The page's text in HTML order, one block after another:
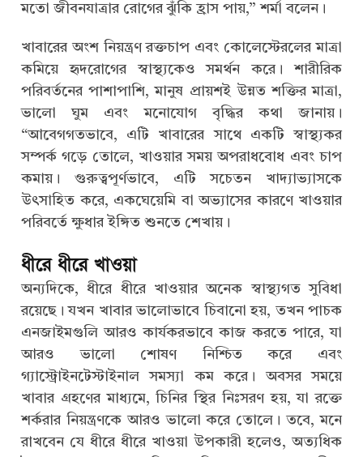
মতো জীবনযাত্রার রোগের ঝুঁকি হ্রাস পায়,” শর্মা বলেন।
খাবারের অংশ নিয়ন্ত্রণ রক্তচাপ এবং কোলেস্টেরলের মাত্রা
কমিয়ে হৃদরোগের স্বাস্থ্যকেও সমর্থন করে। শারীরিক
পরিবর্তনের পাশাপাশি, মানুষ প্রায়শই উন্নত শক্তির মাত্রা,
ভালো ঘুম এবং মনোযোগ বৃদ্ধির কথা জানায়।
“আবেগগতভাবে, এটি খাবারের সাথে একটি স্বাস্থ্যকর
সম্পর্ক গড়ে তোলে, খাওয়ার সময় অপরাধবোধ এবং চাপ
কমায়। গুরুত্বপূর্ণভাবে, এটি সচেতন খাদ্যাভ্যাসকে
উৎসাহিত করে, একঘেয়েমি বা অভ্যাসের কারণে খাওয়ার
পরিবর্তে ক্ষুধার ইঙ্গিত শুনতে শেখায়।
ধীরে ধীরে খাওয়া
অন্যদিকে, ধীরে ধীরে খাওয়ার অনেক স্বাস্থ্যগত সুবিধা
রয়েছে। যখন খাবার ভালোভাবে চিবানো হয়, তখন পাচক
এনজাইমগুলি আরও কার্যকরভাবে কাজ করতে পারে, যা
আরও ভালো শোষণ নিশ্চিত করে এবং
গ্যাস্ট্রোইনটেস্টাইনাল সমস্যা কম করে। অবসর সময়ে
খাবার গ্রহণের মাধ্যমে, চিনির স্থির নিঃসরণ হয়, যা রক্তে
শর্করার নিয়ন্ত্রণকে আরও ভালো করে তোলে। তবে, মনে
রাখবেন যে ধীরে ধীরে খাওয়া উপকারী হলেও, অত্যধিক